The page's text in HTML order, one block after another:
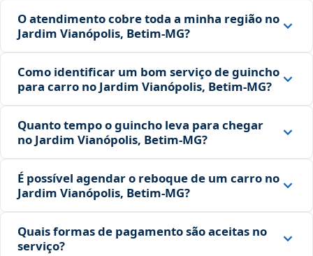
O atendimento cobre toda a minha região no
Jardim Vianópolis, Betim‑MG?
Como identificar um bom serviço de guincho
para carro no Jardim Vianópolis, Betim‑MG?
Quanto tempo o guincho leva para chegar
no Jardim Vianópolis, Betim‑MG?
É possível agendar o reboque de um carro no
Jardim Vianópolis, Betim‑MG?
Quais formas de pagamento são aceitas no
serviço?